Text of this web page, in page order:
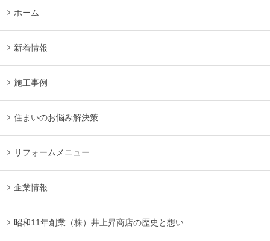
ホーム
新着情報
施工事例
住まいのお悩み解決策
リフォームメニュー
企業情報
昭和11年創業（株）井上昇商店の歴史と想い